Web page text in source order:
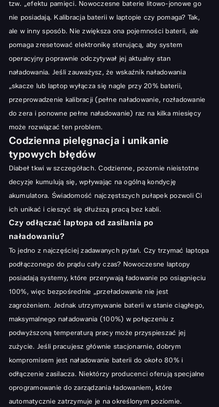
tzw. „efektu pamięci. Nowoczesne baterie litowo-jonowe go
nie posiadają. Kalibracja baterii w laptopie czy pomaga? Tak,
ale w inny sposób. Nie zwiększa ona pojemności baterii, ale
pomaga zresetować elektronikę sterującą, aby system
operacyjny poprawnie odczytywał jej aktualny stan
naładowania. Jeśli zauważysz, że wskaźnik naładowania
„skacze lub laptop wyłącza się nagle przy 20% baterii,
przeprowadzenie kalibracji (pełne naładowanie, rozładowanie
do zera i ponowne pełne naładowanie) raz na kilka miesięcy
może rozwiązać ten problem.
Codzienna pielęgnacja i unikanie
typowych błędów
Diabeł tkwi w szczegółach. Codzienne, pozornie nieistotne
decyzje kumulują się, wpływając na ogólną kondycję
akumulatora. Świadomość najczęstszych pułapek pozwoli Ci
ich unikać i cieszyć się dłuższą pracą bez kabli.
Czy odłączać laptopa od zasilania po
naładowaniu?
To jedno z najczęściej zadawanych pytań. Czy trzymać laptopa
podłączonego do prądu cały czas? Nowoczesne laptopy
posiadają systemy, które przerywają ładowanie po osiągnięciu
100%, więc bezpośrednie „przeładowanie nie jest
zagrożeniem. Jednak utrzymywanie baterii w stanie ciągłego,
maksymalnego naładowania (100%) w połączeniu z
podwyższoną temperaturą pracy może przyspieszać jej
zużycie. Jeśli pracujesz głównie stacjonarnie, dobrym
kompromisem jest naładowanie baterii do około 80% i
odłączenie zasilacza. Niektórzy producenci oferują specjalne
oprogramowanie do zarządzania ładowaniem, które
automatycznie zatrzymuje je na określonym poziomie.